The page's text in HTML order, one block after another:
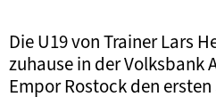
Die U19 von Trainer Lars
zuhause in der Volksbank
Empor Rostock den ersten